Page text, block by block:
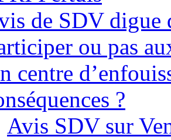
de SDV digue
ou pas
centre
?
Avis SDV sur